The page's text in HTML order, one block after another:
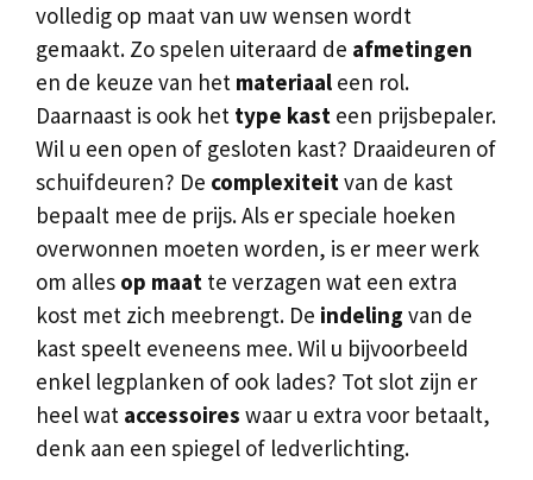
volledig op maat van uw wensen wordt
gemaakt. Zo spelen uiteraard de afmetingen
en de keuze van het materiaal een rol.
Daarnaast is ook het type kast een prijsbepaler.
Wil u een open of gesloten kast? Draaideuren of
schuifdeuren? De complexiteitvan de kast
bepaalt mee de prijs. Als er speciale hoeken
overwonnen moeten worden, is er meer werk
om alles op maat te verzagen wat een extra
kost met zich meebrengt. De indeling van de
kast speelt eveneens mee. Wil u bijvoorbeeld
enkel legplanken of ook lades? Tot slot zijn er
heel wat accessoires waar u extra voor betaalt,
denk aan een spiegel of ledverlichting.